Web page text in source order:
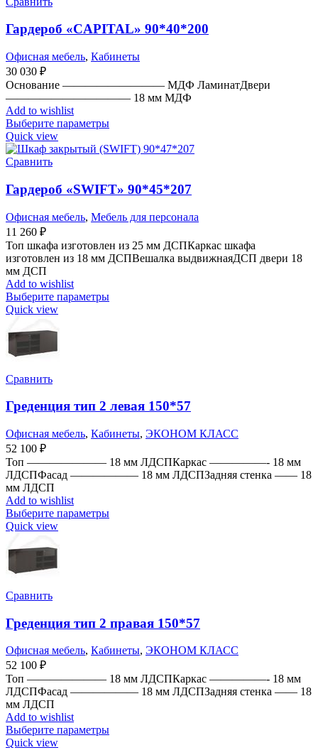
Гардероб «CAPITAL» 90*40*200
Офисная мебель, Кабинеты
30 030 ₽
Основание ————————— МДФ ЛаминатДвери
——————————— 18 мм МДФ
Add to wishlist
Выберите параметры
Quick view
Сравнить
Гардероб «SWIFT» 90*45*207
Офисная мебель, Мебель для персонала
11 260 ₽
Топ шкафа изготовлен из 25 мм ДСПКаркас шкафа
изготовлен из 18 мм ДСПВешалка выдвижнаяДСП двери 18
мм ДСП
Add to wishlist
Выберите параметры
Quick view
Сравнить
Греденция тип 2 левая 150*57
Офисная мебель, Кабинеты, ЭКОНОМ КЛАСС
52 100 ₽
Топ ——————— 18 мм ЛДСПКаркас —————- 18 мм
ЛДСПФасад —————— 18 мм ЛДСПЗадняя стенка —— 18
мм ЛДСП
Add to wishlist
Выберите параметры
Quick view
Сравнить
Греденция тип 2 правая 150*57
Офисная мебель, Кабинеты, ЭКОНОМ КЛАСС
52 100 ₽
Топ ——————— 18 мм ЛДСПКаркас —————- 18 мм
ЛДСПФасад —————— 18 мм ЛДСПЗадняя стенка —— 18
мм ЛДСП
Add to wishlist
Выберите параметры
Quick view